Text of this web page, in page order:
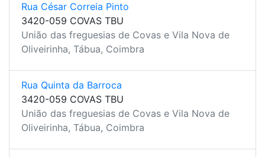
Rua César Correia Pinto
3420-059 COVAS TBU
União das freguesias de Covas e Vila Nova de
Oliveirinha, Tábua, Coimbra
Rua Quinta da Barroca
3420-059 COVAS TBU
União das freguesias de Covas e Vila Nova de
Oliveirinha, Tábua, Coimbra